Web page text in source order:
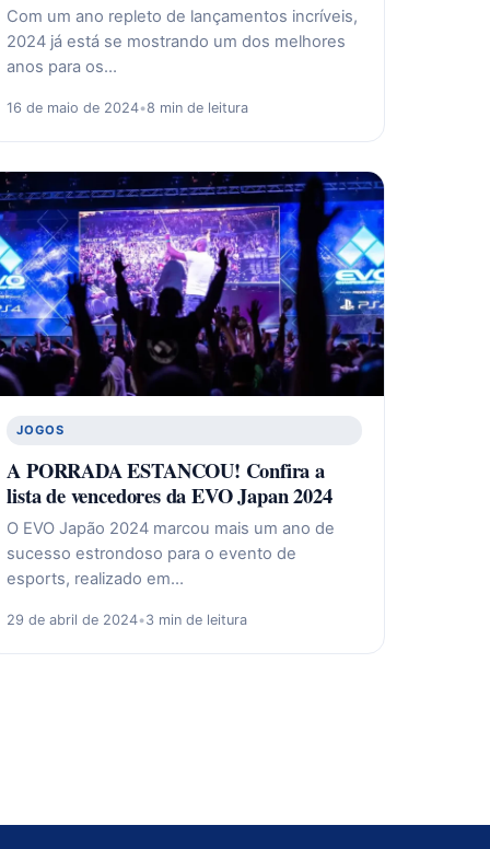
Com um ano repleto de lançamentos incríveis,
2024 já está se mostrando um dos melhores
anos para os…
16 de maio de 2024•8 min de leitura
JOGOS
A PORRADA ESTANCOU! Confira a
lista de vencedores da EVO Japan 2024
O EVO Japão 2024 marcou mais um ano de
sucesso estrondoso para o evento de
esports, realizado em…
29 de abril de 2024•3 min de leitura